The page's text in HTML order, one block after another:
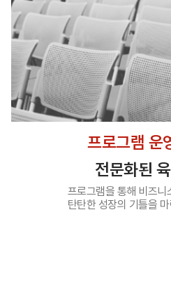
프로그램 운
전문화된
프로그램을 통해 비즈니
탄탄한 성장의 기틀을